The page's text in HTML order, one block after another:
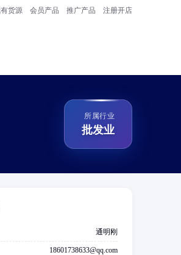
货源 会员产品 推广产品 注册开店
所属行业
批发业
通明刚
18601738633@qq.com